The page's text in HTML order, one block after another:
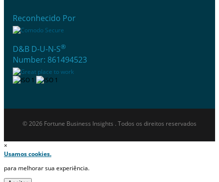
Reconhecido Por
D&B D-U-N-S®
Number: 861494523
© 2026 Fortune Business Insights . Todos os direitos reservados
×
Usamos cookies.
para melhorar sua experiência.